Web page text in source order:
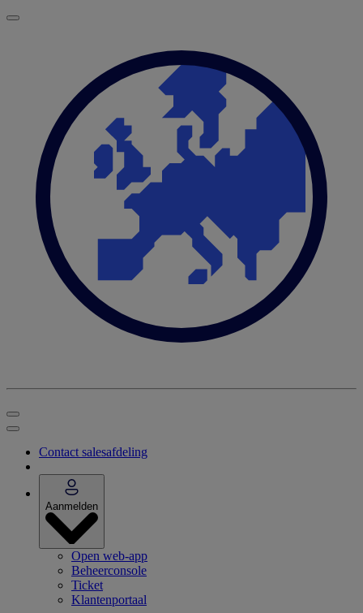
Contact salesafdeling
Aanmelden
Open web-app
Beheerconsole
Ticket
Klantenportaal